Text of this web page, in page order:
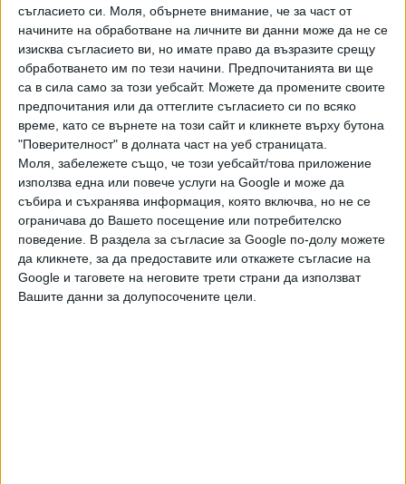
съгласието си.
Моля, обърнете внимание, че за част от
начините на обработване на личните ви данни може да не се
изисква съгласието ви, но имате право да възразите срещу
обработването им по тези начини. Предпочитанията ви ще
са в сила само за този уебсайт. Можете да промените своите
предпочитания или да оттеглите съгласието си по всяко
време, като се върнете на този сайт и кликнете върху бутона
"Поверителност" в долната част на уеб страницата.
Моля, забележете също, че този уебсайт/това приложение
използва една или повече услуги на Google и може да
събира и съхранява информация, която включва, но не се
ограничава до Вашето посещение или потребителско
поведение. В раздела за съгласие за Google по-долу можете
да кликнете, за да предоставите или откажете съгласие на
Google и таговете на неговите трети страни да използват
Вашите данни за долупосочените цели.
дадено населено място предстои разкриването на депо
за отпадъци. "Сега кметовете и местните общности
последни научават за поредния терен, който ще се
зарие или вече е зарит с боклуци и нямат никаква
възможност за реакция, подчерта тя".
Мая Манолова настоява и сроковете за съхранение на
опасни и неопасни отпадъци да бъдат намалени от една
и три години на шест месеца, както и да се въведат
задължително видеонаблюдение, включително и на
площадките, на които се съхраняват отпадъци, и
система за проследяване на превозните средства,
които транспортират отпадъци.